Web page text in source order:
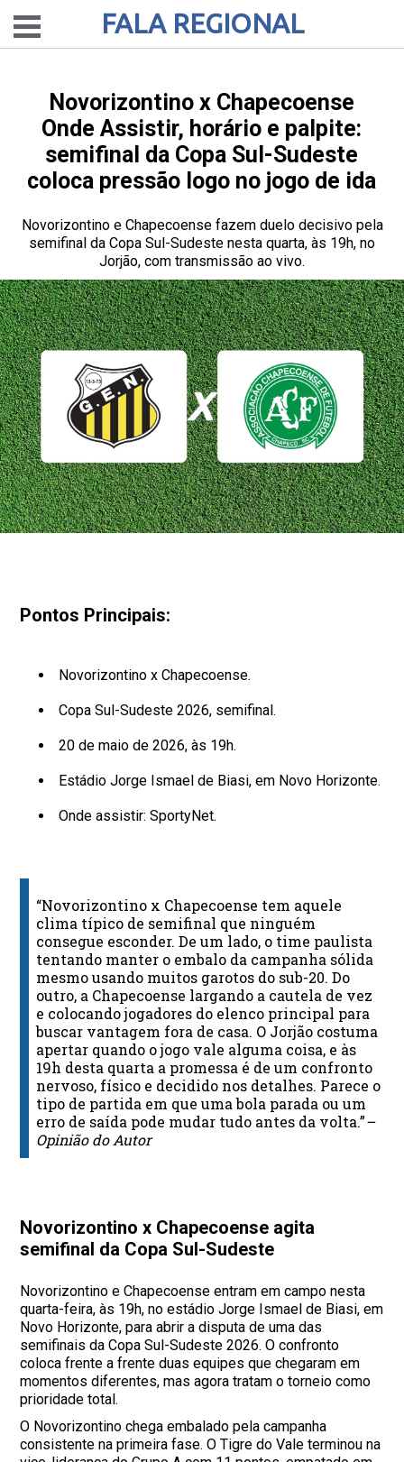
FALA REGIONAL
Novorizontino x Chapecoense
Onde Assistir, horário e palpite:
semifinal da Copa Sul-Sudeste
coloca pressão logo no jogo de ida
Novorizontino e Chapecoense fazem duelo decisivo pela
semifinal da Copa Sul-Sudeste nesta quarta, às 19h, no
Jorjão, com transmissão ao vivo.
Pontos Principais:
Novorizontino x Chapecoense.
Copa Sul-Sudeste 2026, semifinal.
20 de maio de 2026, às 19h.
Estádio Jorge Ismael de Biasi, em Novo Horizonte.
Onde assistir: SportyNet.
“Novorizontino x Chapecoense tem aquele
clima típico de semifinal que ninguém
consegue esconder. De um lado, o time paulista
tentando manter o embalo da campanha sólida
mesmo usando muitos garotos do sub-20. Do
outro, a Chapecoense largando a cautela de vez
e colocando jogadores do elenco principal para
buscar vantagem fora de casa. O Jorjão costuma
apertar quando o jogo vale alguma coisa, e às
19h desta quarta a promessa é de um confronto
nervoso, físico e decidido nos detalhes. Parece o
tipo de partida em que uma bola parada ou um
erro de saída pode mudar tudo antes da volta.”–
Opinião do Autor
Novorizontino x Chapecoense agita
semifinal da Copa Sul-Sudeste
Novorizontino e Chapecoense entram em campo nesta
quarta-feira, às 19h, no estádio Jorge Ismael de Biasi, em
Novo Horizonte, para abrir a disputa de uma das
semifinais da Copa Sul-Sudeste 2026. O confronto
coloca frente a frente duas equipes que chegaram em
momentos diferentes, mas agora tratam o torneio como
prioridade total.
O Novorizontino chega embalado pela campanha
consistente na primeira fase. O Tigre do Vale terminou na